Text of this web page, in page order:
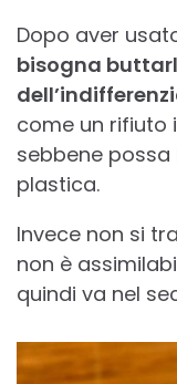
Dopo aver
bisogna
come un rifiuto
sebbene
plastica.
Invece non si
non è
quindi va nel